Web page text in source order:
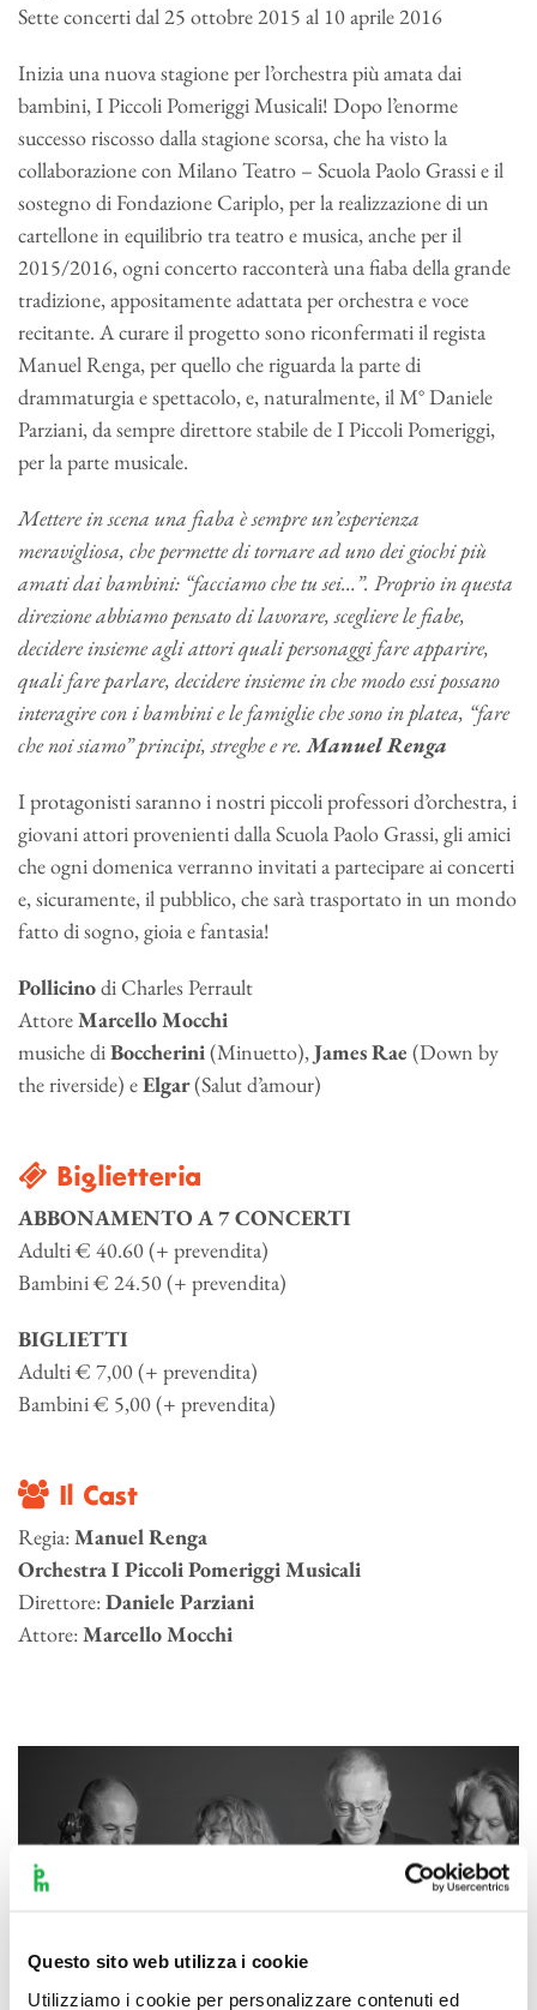
Questo sito web utilizza i cookie
Utilizziamo i cookie per personalizzare contenuti ed
Sette concerti dal 25 ottobre 2015 al 10 aprile 2016
Inizia una nuova stagione per l’orchestra più amata dai
bambini, I Piccoli Pomeriggi Musicali! Dopo l’enorme
successo riscosso dalla stagione scorsa, che ha visto la
collaborazione con Milano Teatro – Scuola Paolo Grassi e il
sostegno di Fondazione Cariplo, per la realizzazione di un
cartellone in equilibrio tra teatro e musica, anche per il
2015/2016, ogni concerto racconterà una fiaba della grande
tradizione, appositamente adattata per orchestra e voce
recitante. A curare il progetto sono riconfermati il regista
Manuel Renga, per quello che riguarda la parte di
drammaturgia e spettacolo, e, naturalmente, il M° Daniele
Parziani, da sempre direttore stabile de I Piccoli Pomeriggi,
per la parte musicale.
Mettere in scena una fiaba è sempre un’esperienza
meravigliosa, che permette di tornare ad uno dei giochi più
amati dai bambini: “facciamo che tu sei…”. Proprio in questa
direzione abbiamo pensato di lavorare, scegliere le fiabe,
decidere insieme agli attori quali personaggi fare apparire,
quali fare parlare, decidere insieme in che modo essi possano
interagire con i bambini e le famiglie che sono in platea, “fare
che noi siamo” principi, streghe e re.Manuel Renga
I protagonisti saranno i nostri piccoli professori d’orchestra, i
giovani attori provenienti dalla Scuola Paolo Grassi, gli amici
che ogni domenica verranno invitati a partecipare ai concerti
e, sicuramente, il pubblico, che sarà trasportato in un mondo
fatto di sogno, gioia e fantasia!
Pollicinodi Charles Perrault
AttoreMarcello Mocchi
musiche diBoccherini(Minuetto),James Rae (Down by
the riverside) eElgar(Salut d’amour)
Biglietteria
ABBONAMENTO A 7 CONCERTI
Adulti € 40.60 (+ prevendita)
Bambini € 24.50 (+ prevendita)
BIGLIETTI
Adulti € 7,00 (+ prevendita)
Bambini € 5,00 (+ prevendita)
Il Cast
Regia:Manuel Renga
Orchestra I Piccoli Pomeriggi Musicali
Direttore:Daniele Parziani
Attore:Marcello Mocchi